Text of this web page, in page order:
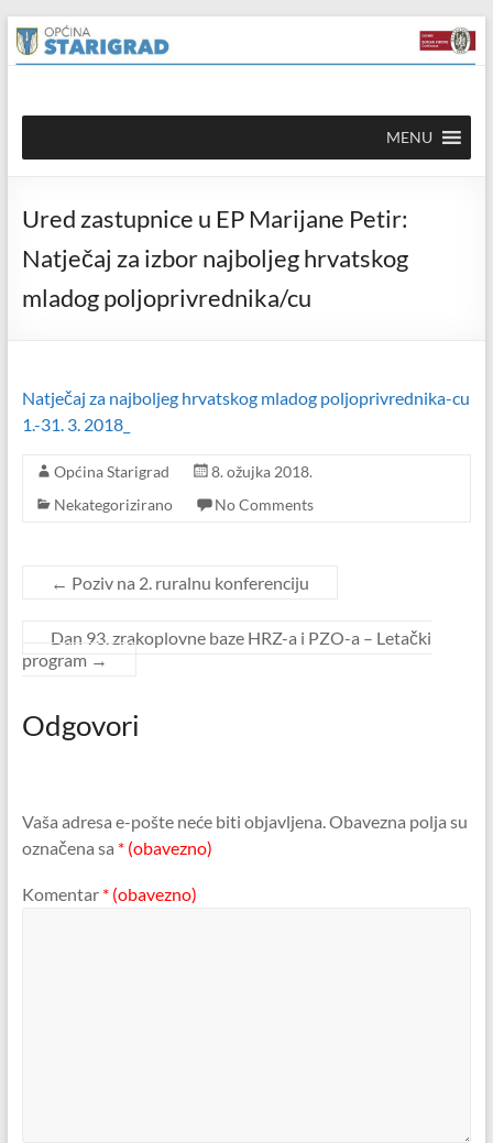
content
Skip
to
content
Općina
Starigrad
mrežna
stranica
MENU
Ured zastupnice u EP Marijane Petir:
Natječaj za izbor najboljeg hrvatskog
mladog poljoprivrednika/cu
Natječaj za najboljeg hrvatskog mladog poljoprivrednika-cu
1.-31. 3. 2018_
Općina Starigrad
8. ožujka 2018.
Nekategorizirano
No Comments
← Poziv na 2. ruralnu konferenciju
Dan 93. zrakoplovne baze HRZ-a i PZO-a – Letački
program →
Odgovori
Vaša adresa e-pošte neće biti objavljena.Obavezna polja su
označena sa * (obavezno)
Komentar * (obavezno)